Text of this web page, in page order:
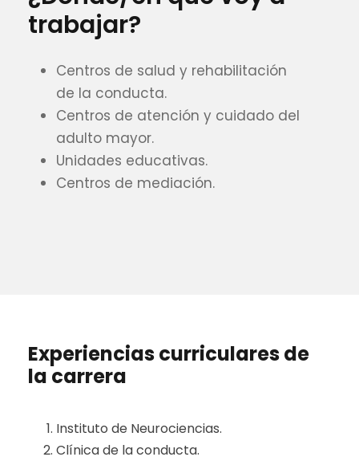
trabajar?
Centros de salud y rehabilitación
de la conducta.
Centros de atención y cuidado del
adulto mayor.
Unidades educativas.
Centros de mediación.
Experiencias curriculares de
la carrera
Instituto de Neurociencias.
Clínica de la conducta.